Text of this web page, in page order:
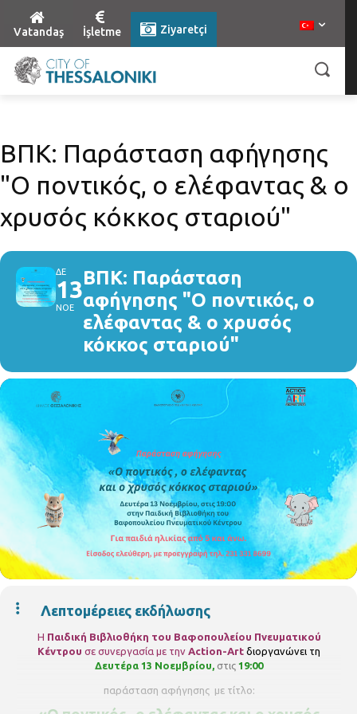
Vatandaş İşletme Ziyaretçi
ΒΠΚ: Παράσταση αφήγησης
"Ο ποντικός, ο ελέφαντας & ο
χρυσός κόκκος σταριού"
ΔΕ
13
ΝΟΕ
ΒΠΚ: Παράσταση
αφήγησης "Ο ποντικός, ο
ελέφαντας & ο χρυσός
κόκκος σταριού"
Λεπτομέρειες εκδήλωσης
Η Παιδική Βιβλιοθήκη του Βαφοπουλείου Πνευματικού
Κέντρου σε συνεργασία με την Action-Art διοργανώνει τη
Δευτέρα 13 Νοεμβρίου, στις 19:00
παράσταση αφήγησης με τίτλο: